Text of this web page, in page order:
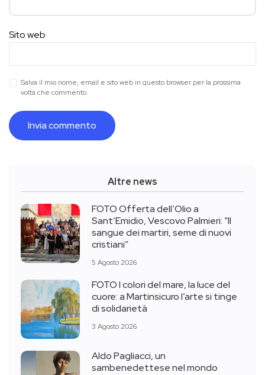
Sito web
Salva il mio nome, email e sito web in questo browser per la prossima
volta che commento.
Altre news
FOTO Offerta dell’Olio a
Sant’Emidio, Vescovo Palmieri: “Il
sangue dei martiri, seme di nuovi
cristiani”
5 Agosto 2026
FOTO I colori del mare, la luce del
cuore: a Martinsicuro l’arte si tinge
di solidarietà
3 Agosto 2026
Aldo Pagliacci, un
sambenedettese nel mondo